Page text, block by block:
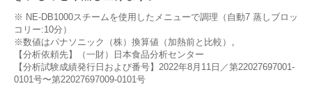
※ NE-DB1000スチームを使用したメニューで調理（自動7 蒸しブロッ
コリー:10分）
※数値はパナソニック（株）換算値（加熱前と比較）。
【分析依頼先】（一財）日本食品分析センター
【分析試験成績発行日および番号】2022年8月11日／第22027697001-
0101号〜第22027697009-0101号